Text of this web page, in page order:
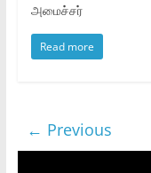
அமைச்சர்‌
Read more
← Previous